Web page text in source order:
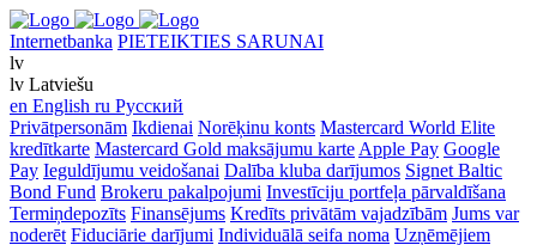
Internetbanka PIETEIKTIES SARUNAI
lv
lv Latviešu
en English ru Русский
Privātpersonām Ikdienai Norēķinu konts Mastercard World Elite
kredītkarte Mastercard Gold maksājumu karte Apple Pay Google
Pay Ieguldījumu veidošanai Dalība kluba darījumos Signet Baltic
Bond Fund Brokeru pakalpojumi Investīciju portfeļa pārvaldīšana
Termiņdepozīts Finansējums Kredīts privātām vajadzībām Jums var
noderēt Fiduciārie darījumi Individuālā seifa noma Uzņēmējiem